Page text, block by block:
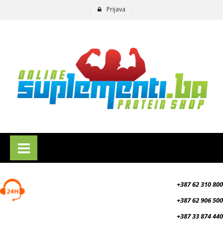
Prijava
+387 62 310 800
+387 62 906 500
+387 33 874 440